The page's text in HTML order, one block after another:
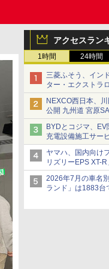
アクセスラン
1時間 24時間
三菱ふそう、イン
ター・エクストラ
ックベースの観光
NEXCO西日本、
公開 九州道 宮原
車両を通行可能に
BYDとコジマ、
充電設備施工サー
車の展示・試乗イ
ヤマハ、国内向け
リズリーEPS XT-
2026年7月の車名
ランド」は1883台